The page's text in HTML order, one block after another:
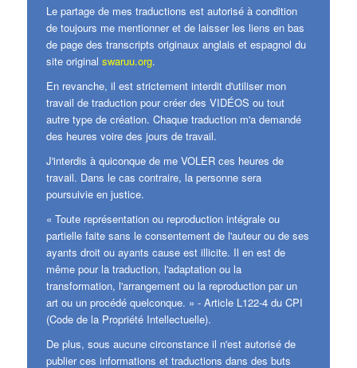
Le partage de mes traductions est autorisé à condition
de toujours me mentionner et de laisser les liens en bas
de page des transcripts originaux anglais et espagnol du
site originalswaruu.org.
En revanche, il est strictement interdit d'utiliser mon
travail de traduction pour créer des VIDÉOS ou tout
autre type de création. Chaque traduction m'a demandé
des heures voire des jours de travail.
J'interdis à quiconque de me VOLER ces heures de
travail. Dans le cas contraire, la personne sera
poursuivie en justice.
« Toute représentation ou reproduction intégrale ou
partielle faite sans le consentement de l'auteur ou de ses
ayants droit ou ayants cause est illicite. Il en est de
même pour la traduction, l'adaptation ou la
transformation, l'arrangement ou la reproduction par un
art ou un procédé quelconque. » - Article L122-4 du CPI
(Code de la Propriété Intellectuelle).
De plus, sous aucune circonstance il n'est autorisé de
publier ces informations et traductions dans des buts